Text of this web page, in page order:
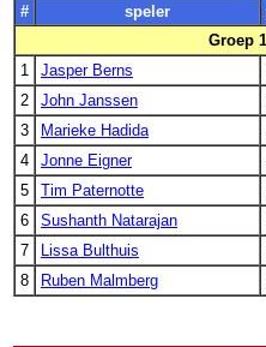
#
speler
Groep
1
Jasper Berns
2
John Janssen
3
Marieke Hadida
4
Jonne Eigner
5
Tim Paternotte
6
Sushanth Natarajan
7
Lissa Bulthuis
8
Ruben Malmberg